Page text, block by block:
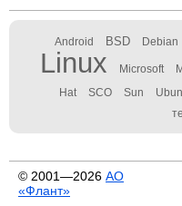
Android BSD Debian
Linux Microsoft
Hat SCO Sun
© 2001—2026 АО
«Флант»